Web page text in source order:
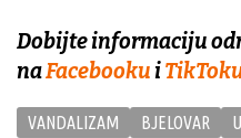
Dobijte informaciju
naFacebookui
VANDALIZAM BJELOVAR